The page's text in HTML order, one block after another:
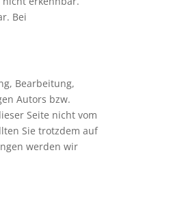
Bei
Bearbeitung,
Autors bzw.
Seite nicht vom
Sie trotzdem auf
werden wir